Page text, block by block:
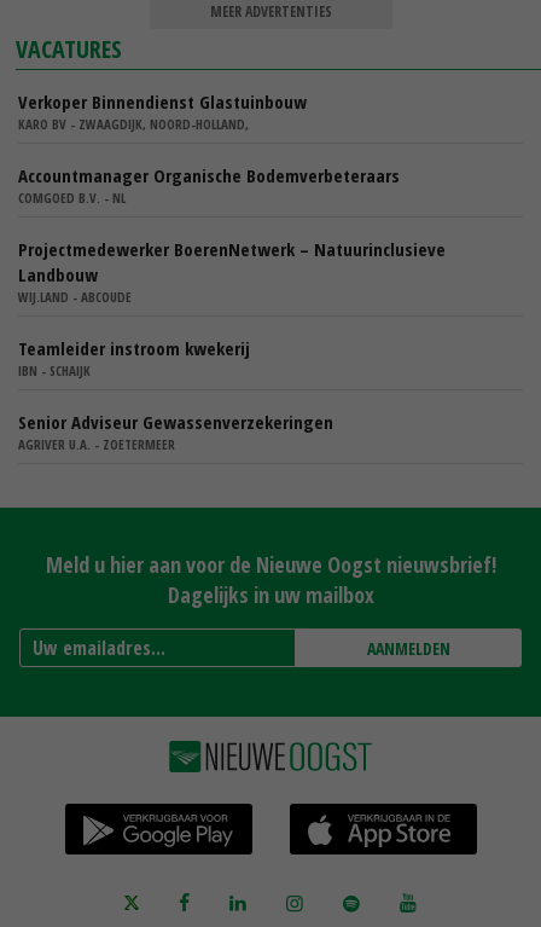
MEER ADVERTENTIES
VACATURES
Verkoper Binnendienst Glastuinbouw
KARO BV - ZWAAGDIJK, NOORD-HOLLAND,
Accountmanager Organische Bodemverbeteraars
COMGOED B.V. - NL
Projectmedewerker BoerenNetwerk – Natuurinclusieve
Landbouw
WIJ.LAND - ABCOUDE
Teamleider instroom kwekerij
IBN - SCHAIJK
Senior Adviseur Gewassenverzekeringen
AGRIVER U.A. - ZOETERMEER
Meld u hier aan voor de Nieuwe Oogst nieuwsbrief!
Dagelijks in uw mailbox
AANMELDEN